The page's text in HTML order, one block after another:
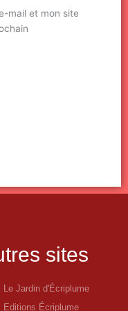
mail et mon site
sites
Le Jardin d'Écriplume
Editions Écriplume